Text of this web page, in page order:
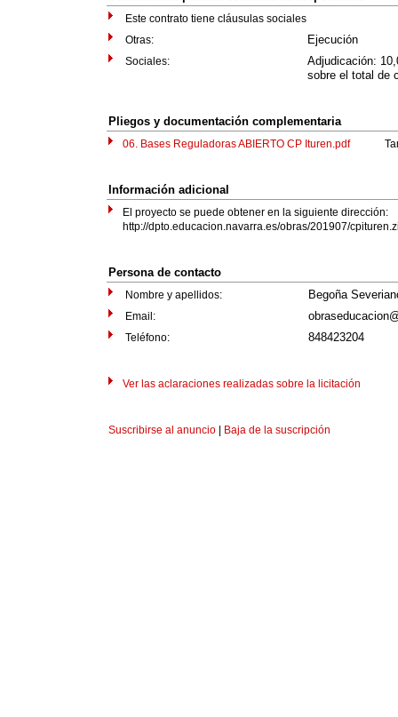
Este contrato tiene cláusulas sociales
Otras:
Ejecución
Sociales:
Adjudicación:
sobre el total de
Pliegos y documentación complementaria
06. Bases Reguladoras ABIERTO CP Ituren.pdf
Información adicional
El proyecto se puede obtener en la siguiente dirección:
http://dpto.educacion.navarra.es/obras/201907/
Persona de contacto
Nombre y apellidos: Begoña
Email:
Teléfono: 848423204
Ver las aclaraciones realizadas sobre la licitación
Suscribirse al anuncio Baja de la suscripción